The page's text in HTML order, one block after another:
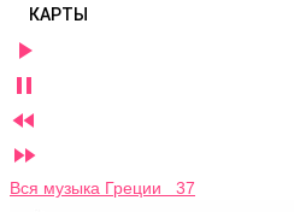
КАРТЫ




Вся музыка Греции 37